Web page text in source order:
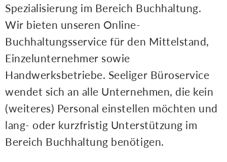
Spezialisierung im Bereich Buchhaltung.
Wir bieten unseren Online-
Buchhaltungsservice für den Mittelstand,
Einzelunternehmer sowie
Handwerksbetriebe. Seeliger Büroservice
wendet sich an alle Unternehmen, die kein
(weiteres) Personal einstellen möchten und
lang- oder kurzfristig Unterstützung im
Bereich Buchhaltung benötigen.